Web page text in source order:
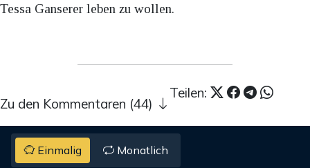
Tessa Ganserer leben zu wollen.
Teilen:
Zu den Kommentaren (44)
Einmalig Monatlich